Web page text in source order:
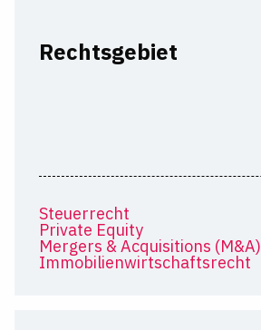
Rechtsgebiet
Steuerrecht
Private Equity
Mergers & Acquisitions (M&A)
Immobilienwirtschaftsrecht